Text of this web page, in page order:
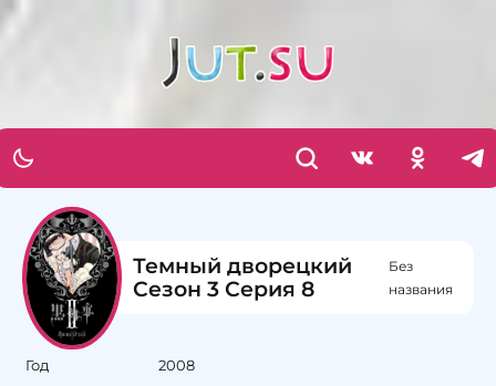
Темный дворецкий
Сезон 3 Серия 8
Без
названия
Год
2008